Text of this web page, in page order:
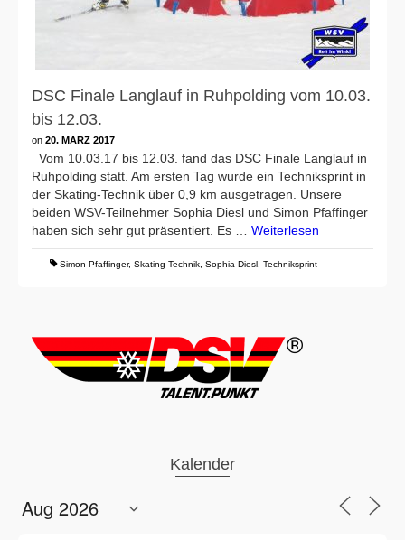
DSC Finale Langlauf in Ruhpolding vom 10.03.
bis 12.03.
on 20. MÄRZ 2017
Vom 10.03.17 bis 12.03. fand das DSC Finale Langlauf in
Ruhpolding statt. Am ersten Tag wurde ein Techniksprint in
der Skating-Technik über 0,9 km ausgetragen. Unsere
beiden WSV-Teilnehmer Sophia Diesl und Simon Pfaffinger
haben sich sehr gut präsentiert. Es … Weiterlesen
Simon Pfaffinger, Skating-Technik Sophia Diesl Techniksprint
Kalender